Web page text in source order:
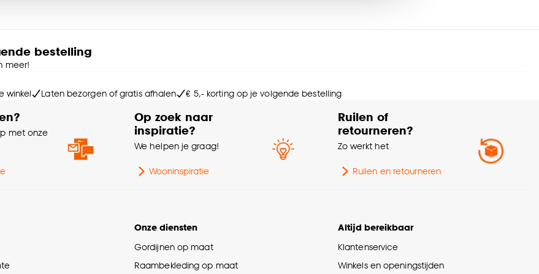
mat is dun, maar effectief, en blijft onzichtbaar onder
slaapkamer of hal: deze anti-slip mat zorgt
en stabiliteit bij dagelijks gebruik.
plaatst voor optimale werking.
bestelling
meer!
winkel Laten bezorgen of gratis afhalen € 5,- korting op je volgende bestelling
met onze
Op zoek naar
inspiratie?
We helpen je graag!
Wooninspiratie
Ruilen of
retourneren?
Zo werkt het
Ruilen en retourneren
Onze diensten
Gordijnen op maat
Raambekleding op maat
Altijd bereikbaar
Klantenservice
Winkels en openingstijden